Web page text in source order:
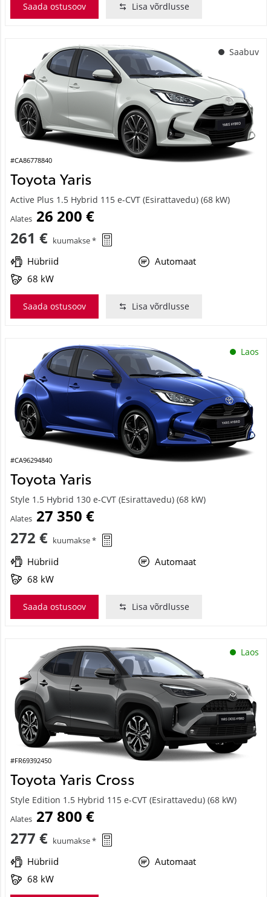
Saada ostusoov Lisa võrdlusse
Saabuv
#CA86778840
Toyota Yaris
Active Plus 1.5 Hybrid 115 e-CVT (Esirattavedu) (68 kW)
Alates 26 200 €
261 € kuumakse *
Hübriid
Automaat
68 kW
Saada ostusoov Lisa võrdlusse
Laos
#CA96294840
Toyota Yaris
Style 1.5 Hybrid 130 e-CVT (Esirattavedu) (68 kW)
Alates 27 350 €
272 € kuumakse *
Hübriid
Automaat
68 kW
Saada ostusoov Lisa võrdlusse
Laos
#FR69392450
Toyota Yaris Cross
Style Edition 1.5 Hybrid 115 e-CVT (Esirattavedu) (68 kW)
Alates 27 800 €
277 € kuumakse *
Hübriid
Automaat
68 kW